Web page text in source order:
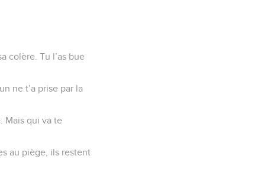
colère. Tu l’as bue
ne t’a prise par la
Mais qui va te
au piège, ils restent